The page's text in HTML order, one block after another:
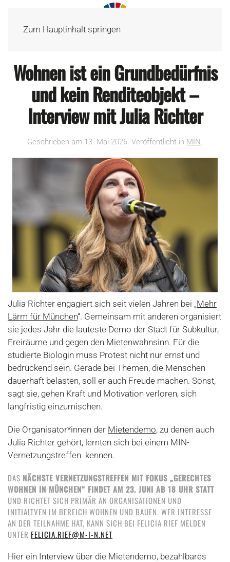
Zum Hauptinhalt springen
Wohnen ist ein Grundbedürfnis
und kein Renditeobjekt –
Interview mit Julia Richter
Geschrieben am 13. Mai 2026. Veröffentlicht in MIN.
Julia Richter engagiert sich seit vielen Jahren bei „Mehr
Lärm für München“. Gemeinsam mit anderen organisiert
sie jedes Jahr die lauteste Demo der Stadt für Subkultur,
Freiräume und gegen den Mietenwahnsinn. Für die
studierte Biologin muss Protest nicht nur ernst und
bedrückend sein. Gerade bei Themen, die Menschen
dauerhaft belasten, soll er auch Freude machen. Sonst,
sagt sie, gehen Kraft und Motivation verloren, sich
langfristig einzumischen.
Die Organisator*innen der Mietendemo, zu denen auch
Julia Richter gehört, lernten sich bei einem MIN-
Vernetzungstreffen kennen.
DAS NÄCHSTE VERNETZUNGSTREFFEN MIT FOKUS „GERECHTES
WOHNEN IN MÜNCHEN“ FINDET AM 23. JUNI AB 18 UHR STATT
UND RICHTET SICH PRIMÄR AN ORGANISATIONEN UND
INITIAITVEN IM BEREICH WOHNEN UND BAUEN. WER INTERESSE
AN DER TEILNAHME HAT, KANN SICH BEI FELICIA RIEF MELDEN
UNTER FELICIA.RIEF@M-I-N.NET
Hier ein Interview über die Mietendemo, bezahlbares